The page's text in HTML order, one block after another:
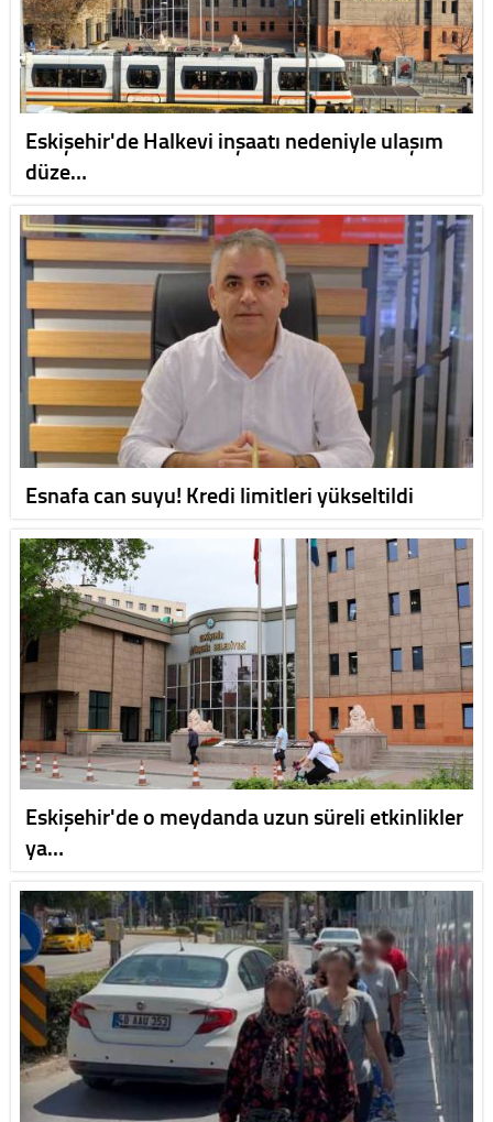
Eskişehir'de Halkevi inşaatı nedeniyle ulaşım
düze…
Esnafa can suyu! Kredi limitleri yükseltildi
Eskişehir'de o meydanda uzun süreli etkinlikler
ya…